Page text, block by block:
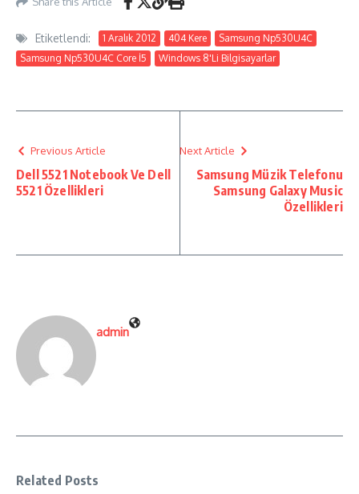
Etiketlendi: 1 Aralık 2012 404 Kere
Samsung Np530U4C
Samsung Np530U4C Core İ5
Windows 8'Li Bilgisayarlar
Previous Article
Dell 5521 Notebook Ve Dell
5521 Özellikleri
Next Article
Samsung Müzik Telefonu
Samsung Galaxy Music
Özellikleri
admin
Related Posts